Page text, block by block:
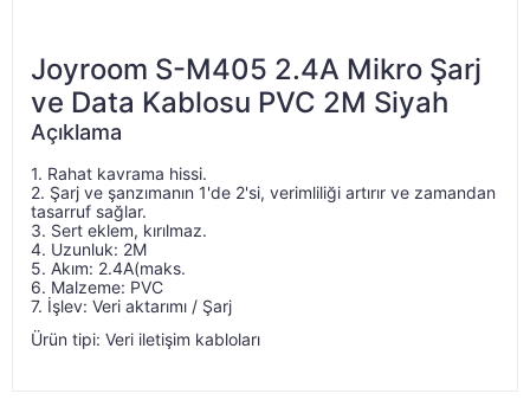
Joyroom S-M405 2.4A Mikro Şarj
ve Data Kablosu PVC 2M Siyah
Açıklama
1. Rahat kavrama hissi. 2. Şarj ve şanzımanın
1. Rahat kavrama hissi.
2. Şarj ve şanzımanın 1'de 2'si, verimliliği artırır ve zamandan
tasarruf sağlar.
3. Sert eklem, kırılmaz.
4. Uzunluk: 2M
5. Akım: 2.4A(maks.
6. Malzeme: PVC
7. İşlev: Veri aktarımı / Şarj
Ürün tipi: Veri iletişim kabloları